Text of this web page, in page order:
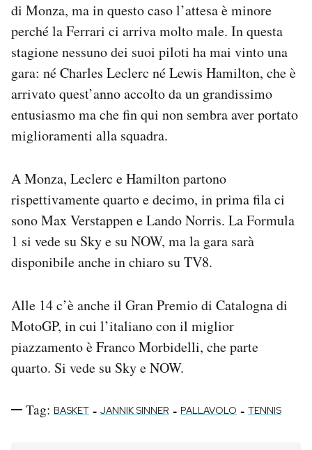
di Monza, ma in questo caso l’attesa è minore
perché la Ferrari ci arriva molto male. In questa
stagione nessuno dei suoi piloti ha mai vinto una
gara: né Charles Leclerc né Lewis Hamilton, che è
arrivato quest’anno accolto da un grandissimo
entusiasmo ma che fin qui non sembra aver portato
miglioramenti alla squadra.
A Monza, Leclerc e Hamilton partono
rispettivamente quarto e decimo, in prima fila ci
sono Max Verstappen e Lando Norris. La Formula
1 si vede su Sky e su NOW, ma la gara sarà
disponibile anche in chiaro su TV8.
Alle 14 c’è anche il Gran Premio di Catalogna di
MotoGP, in cui l’italiano con il miglior
piazzamento è Franco Morbidelli, che parte
quarto. Si vede su Sky e NOW.
Tag: BASKET - JANNIK SINNER - PALLAVOLO - TENNIS